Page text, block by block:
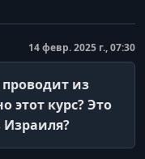
14 февр. 2025 г., 07:30
из
этот курс? Это
Израиля?